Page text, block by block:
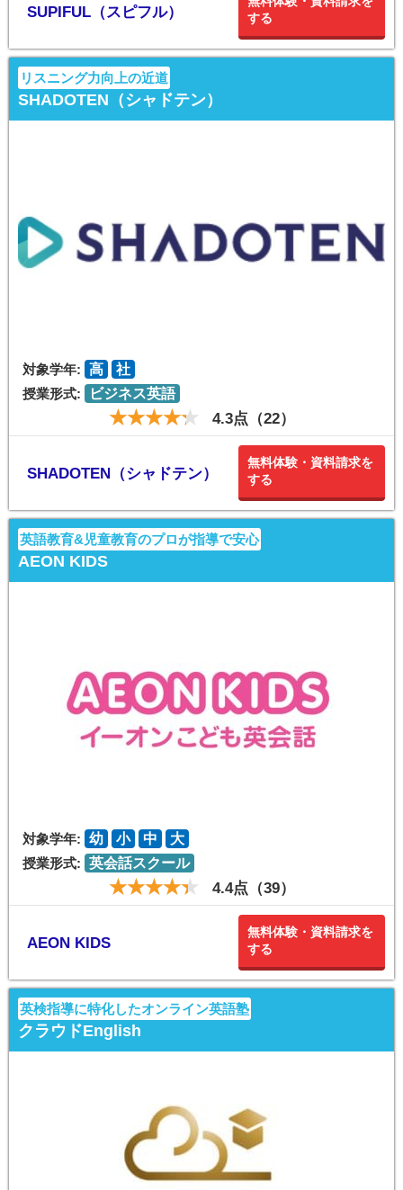
SUPIFUL（スピフル）
する
リスニング力向上の近道
SHADOTEN（シャドテン）
対象学年: 高
社
授業形式:
ビジネス英語
4.3点（22）
SHADOTEN（シャドテン）
無料体験・資料請求を
する
英語教育&児童教育のプロが指導で安心
AEON KIDS
対象学年: 幼 小 中
大
授業形式: 英会話スクール
4.4点（39）
AEON KIDS
無料体験・資料請求を
する
英検指導に特化したオンライン英語塾
クラウドEnglish